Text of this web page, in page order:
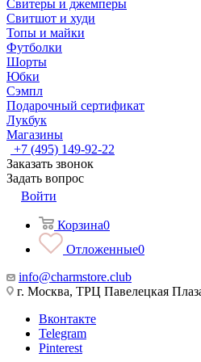
Свитеры и джемперы
Свитшот и худи
Топы и майки
Футболки
Шорты
Юбки
Сэмпл
Подарочный сертификат
Лукбук
Магазины
+7 (495) 149-92-22
Заказать звонок
Задать вопрос
Войти
Корзина0
Отложенные0
info@charmstore.club
г. Москва, ТРЦ Павелецкая
Вконтакте
Telegram
Pinterest